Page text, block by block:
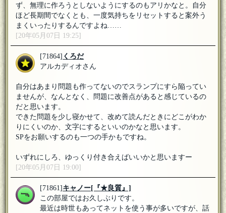
ず、無理に作ろうとしないようにするのもアリかなと。自分
ほど長期間でなくとも、一度気持ちをリセットすると案外う
まくいったりするんですよね……
[20年05月07日 19:25]
[71864] くろだ
アルカディオさん
自分はあまり問題も作ってないのでスランプにすら陥ってい
ませんが、なんとなく、問題に改善点があると感じているの
だと思います。
できた問題を少し寝かせて、改めて読んだときにどこがわか
りにくいのか、文字にするといいのかなと思います。
SPをお願いするのも一つの手かもですね。
いずれにしろ、ゆっくり付き合えばいいかと思いますー
[20年05月07日 19:00]
[71861]キャノー[『★良質』]
この部屋ではお久しぶりです。
最近は時世もあってネットを使う事が多いですが、話